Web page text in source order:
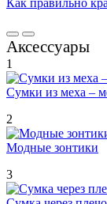
Аксессуары
1
Сумки из меха –
2
Модные зонтики
3